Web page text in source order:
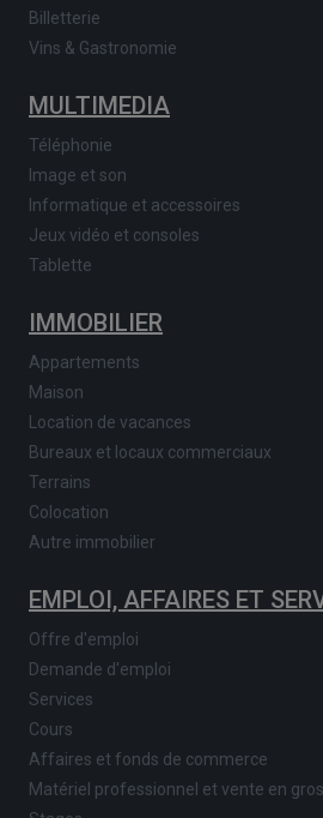
Billetterie
Vins & Gastronomie
MULTIMEDIA
Téléphonie
Image et son
Informatique et accessoires
Jeux vidéo et consoles
Tablette
IMMOBILIER
Appartements
Maison
Location de vacances
Bureaux et locaux commerciaux
Terrains
Colocation
Autre immobilier
EMPLOI, AFFAIRES ET
Offre d'emploi
Demande d'emploi
Services
Cours
Affaires et fonds de commerce
Matériel professionnel et vente en gros